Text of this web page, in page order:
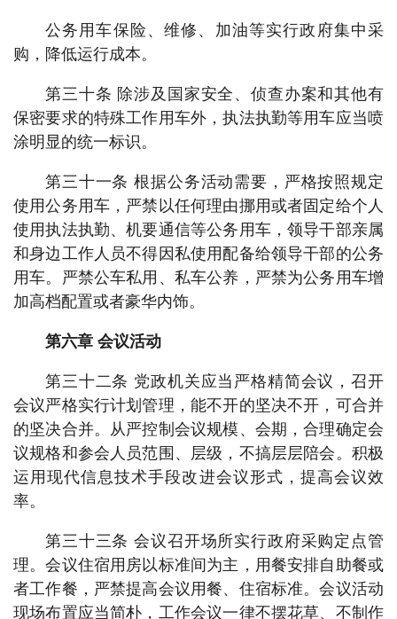
公务用车保险、维修、加油等实行政府集中采
购，降低运行成本。
第三十条 除涉及国家安全、侦查办案和其他有
保密要求的特殊工作用车外，执法执勤等用车应当喷
涂明显的统一标识。
第三十一条 根据公务活动需要，严格按照规定
使用公务用车，严禁以任何理由挪用或者固定给个人
使用执法执勤、机要通信等公务用车，领导干部亲属
和身边工作人员不得因私使用配备给领导干部的公务
用车。严禁公车私用、私车公养，严禁为公务用车增
加高档配置或者豪华内饰。
第六章 会议活动
第三十二条 党政机关应当严格精简会议，召开
会议严格实行计划管理，能不开的坚决不开，可合并
的坚决合并。从严控制会议规模、会期，合理确定会
议规格和参会人员范围、层级，不搞层层陪会。积极
运用现代信息技术手段改进会议形式，提高会议效
率。
第三十三条 会议召开场所实行政府采购定点管
理。会议住宿用房以标准间为主，用餐安排自助餐或
者工作餐，严禁提高会议用餐、住宿标准。会议活动
现场布置应当简朴，工作会议一律不摆花草、不制作